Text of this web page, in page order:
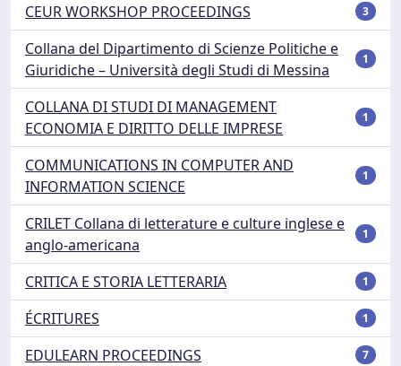
CEUR WORKSHOP PROCEEDINGS 3
Collana del Dipartimento di Scienze Politiche e
Giuridiche – Università degli Studi di Messina
1
COLLANA DI STUDI DI MANAGEMENT
ECONOMIA E DIRITTO DELLE IMPRESE
1
COMMUNICATIONS IN COMPUTER AND
INFORMATION SCIENCE
1
CRILET Collana di letterature e culture inglese e
anglo-americana
1
CRITICA E STORIA LETTERARIA 1
ÉCRITURES 1
EDULEARN PROCEEDINGS 7